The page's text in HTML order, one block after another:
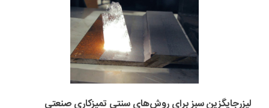
لیزرجایگزین سبز برای روش‌های سنتی تمیزکاری صنعتی